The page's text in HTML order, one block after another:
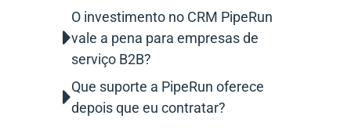
O investimento no CRM PipeRun
vale a pena para empresas de
serviço B2B?
Que suporte a PipeRun oferece
depois que eu contratar?